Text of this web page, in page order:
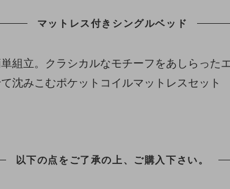
マットレス付きシングルベッド
組立。クラシカルなモチーフをあしらった
沈みこむポケットコイルマットレスセット
以下の点をご了承の上、ご購入下さい。